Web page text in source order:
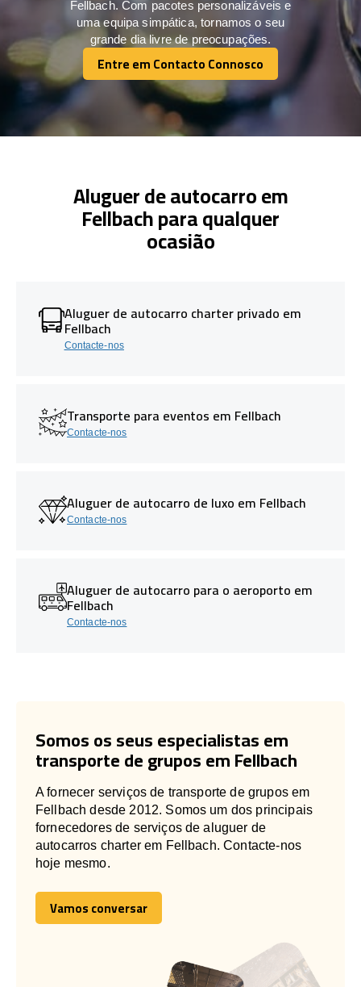
Fellbach. Com pacotes personalizáveis e
uma equipa simpática, tornamos o seu
grande dia livre de preocupações.
Entre em Contacto Connosco
Entre em Contacto Connosco
Aluguer de autocarro em
Fellbach para qualquer
ocasião
Aluguer de autocarro charter privado em
Fellbach
Contacte-nos
Transporte para eventos em Fellbach
Contacte-nos
Aluguer de autocarro de luxo em Fellbach
Contacte-nos
Aluguer de autocarro para o aeroporto em
Fellbach
Contacte-nos
Somos os seus especialistas em
transporte de grupos em Fellbach
A fornecer serviços de transporte de grupos em
Fellbach desde 2012. Somos um dos principais
fornecedores de serviços de aluguer de
autocarros charter em Fellbach. Contacte-nos
hoje mesmo.
Vamos conversar
Vamos conversar